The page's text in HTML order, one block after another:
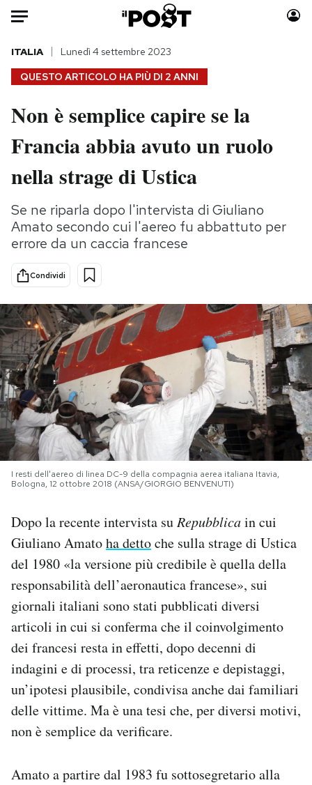
Auto
HOME
Italia
Politica
Tecnologia
Scienza
Cultura
Sport
Moda
Consumismi
Storie/Idee
Media
PODCAST
NEWSLETTER
I MIEI PREFERITI
SHOP
CALENDARIO
AREA PERSONALE
Area Personale
Notifiche mobile
Regala il Post
Hai bisogno di aiuto?
Esci
QUESTO ARTICOLO HA PIÙ DI 2 ANNI
ITALIA Lunedì 4 settembre 2023
Non è semplice capire se la
Francia abbia avuto un ruolo
nella strage di Ustica
Se ne riparla dopo l'intervista di Giuliano
Amato secondo cui l'aereo fu abbattuto per
errore da un caccia francese
Condividi
I resti dell'aereo di linea DC-9 della compagnia aerea italiana Itavia,
Bologna, 12 ottobre 2018 (ANSA/GIORGIO BENVENUTI)
Dopo la recente intervista su Repubblicain cui
Giuliano Amatoha dettoche sulla strage di Ustica
del 1980 «la versione più credibile è quella della
responsabilità dell’aeronautica francese», sui
giornali italiani sono stati pubblicati diversi
articoli in cui si conferma che il coinvolgimento
dei francesi resta in effetti, dopo decenni di
indagini e di processi, tra reticenze e depistaggi,
un’ipotesi plausibile, condivisa anche dai familiari
delle vittime. Ma è una tesi che, per diversi motivi,
non è semplice da verificare.
Amato a partire dal 1983 fu sottosegretario alla